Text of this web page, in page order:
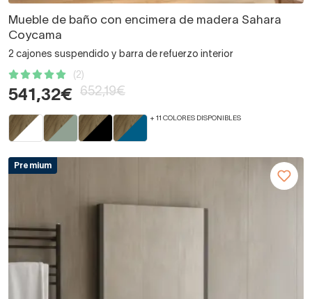
Mueble de baño con encimera de madera Sahara
Coycama
2 cajones suspendido y barra de refuerzo interior
(2)
541,32€ 652,19€
+ 11 COLORES DISPONIBLES
Premium